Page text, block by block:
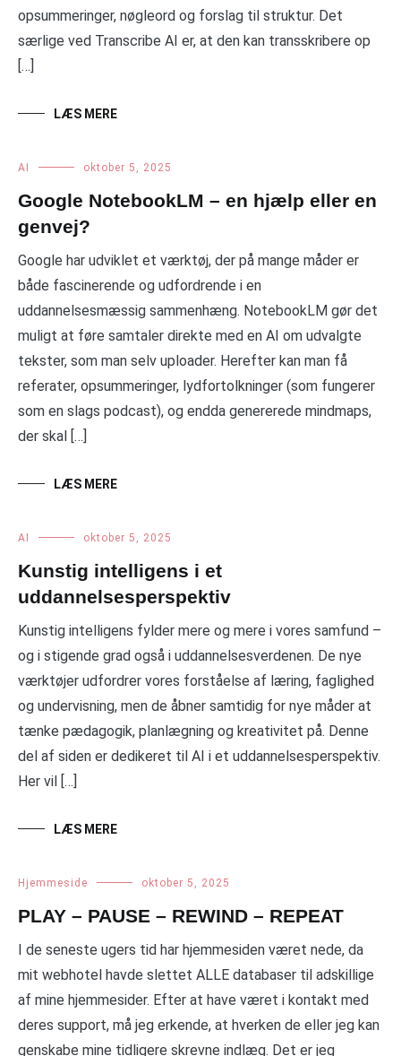
opsummeringer, nøgleord og forslag til struktur. Det
særlige ved Transcribe AI er, at den kan transskribere op
[…]
LÆS MERE
AI oktober 5, 2025
Google NotebookLM – en hjælp eller en
genvej?
Google har udviklet et værktøj, der på mange måder er
både fascinerende og udfordrende i en
uddannelsesmæssig sammenhæng. NotebookLM gør det
muligt at føre samtaler direkte med en AI om udvalgte
tekster, som man selv uploader. Herefter kan man få
referater, opsummeringer, lydfortolkninger (som fungerer
som en slags podcast), og endda genererede mindmaps,
der skal […]
LÆS MERE
AI oktober 5, 2025
Kunstig intelligens i et
uddannelsesperspektiv
Kunstig intelligens fylder mere og mere i vores samfund –
og i stigende grad også i uddannelsesverdenen. De nye
værktøjer udfordrer vores forståelse af læring, faglighed
og undervisning, men de åbner samtidig for nye måder at
tænke pædagogik, planlægning og kreativitet på. Denne
del af siden er dedikeret til AI i et uddannelsesperspektiv.
Her vil […]
LÆS MERE
Hjemmeside oktober 5, 2025
PLAY – PAUSE – REWIND – REPEAT
I de seneste ugers tid har hjemmesiden været nede, da
mit webhotel havde slettet ALLE databaser til adskillige
af mine hjemmesider. Efter at have været i kontakt med
deres support, må jeg erkende, at hverken de eller jeg kan
genskabe mine tidligere skrevne indlæg. Det er jeg